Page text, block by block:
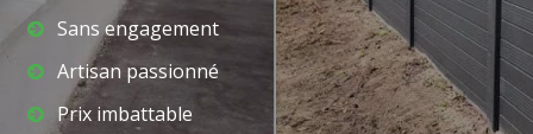
Sans engagement
Artisan passionné
Prix imbattable